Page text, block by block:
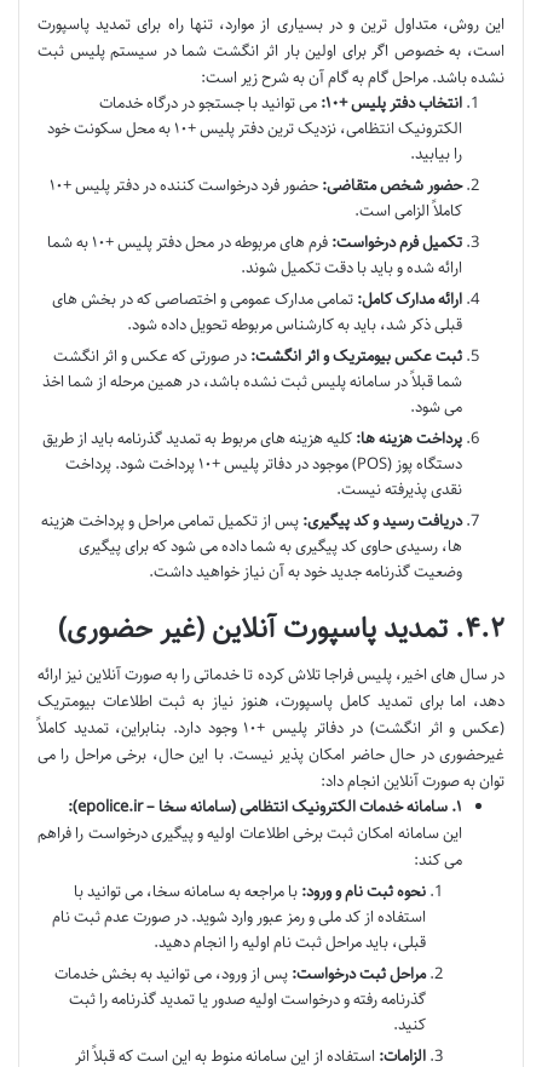
این روش، متداول ترین و در بسیاری از موارد، تنها راه برای تمدید پاسپورت
است، به خصوص اگر برای اولین بار اثر انگشت شما در سیستم پلیس ثبت
نشده باشد. مراحل گام به گام آن به شرح زیر است:
انتخاب دفتر پلیس +۱۰:
می توانید با جستجو در درگاه خدمات
الکترونیک انتظامی، نزدیک ترین دفتر پلیس +۱۰ به محل سکونت خود
را بیابید.
حضور شخص متقاضی:
حضور فرد درخواست کننده در دفتر پلیس +۱۰
کاملاً الزامی است.
تکمیل فرم درخواست:
فرم های مربوطه در محل دفتر پلیس +۱۰ به شما
ارائه شده و باید با دقت تکمیل شوند.
ارائه مدارک کامل: تمامی مدارک عمومی و اختصاصی که در بخش های
قبلی ذکر شد، باید به کارشناس مربوطه تحویل داده شود.
ثبت عکس بیومتریک و اثر انگشت: در صورتی که عکس و اثر انگشت
شما قبلاً در سامانه پلیس ثبت نشده باشد، در همین مرحله از شما اخذ
می شود.
پرداخت هزینه ها: کلیه هزینه های مربوط به تمدید گذرنامه باید از طریق
دستگاه پوز (POS) موجود در دفاتر پلیس +۱۰ پرداخت شود. پرداخت
نقدی پذیرفته نیست.
دریافت رسید و کد پیگیری: پس از تکمیل تمامی مراحل و پرداخت هزینه
ها، رسیدی حاوی کد پیگیری به شما داده می شود که برای پیگیری
وضعیت گذرنامه جدید خود به آن نیاز خواهید داشت.
۴.۲. تمدید پاسپورت آنلاین (غیر حضوری)
در سال های اخیر، پلیس فراجا تلاش کرده تا خدماتی را به صورت آنلاین نیز ارائه
دهد، اما برای تمدید کامل پاسپورت، هنوز نیاز به ثبت اطلاعات بیومتریک
(عکس و اثر انگشت) در دفاتر پلیس +۱۰ وجود دارد. بنابراین، تمدید کاملاً
غیرحضوری در حال حاضر امکان پذیر نیست. با این حال، برخی مراحل را می
توان به صورت آنلاین انجام داد:
۱. سامانه خدمات الکترونیک انتظامی (سامانه سخا – epolice.ir):
این سامانه امکان ثبت برخی اطلاعات اولیه و پیگیری درخواست را فراهم
می کند:
نحوه ثبت نام و ورود: با مراجعه به سامانه سخا، می توانید با
استفاده از کد ملی و رمز عبور وارد شوید. در صورت عدم ثبت نام
قبلی، باید مراحل ثبت نام اولیه را انجام دهید.
مراحل ثبت درخواست: پس از ورود، می توانید به بخش خدمات
گذرنامه رفته و درخواست اولیه صدور یا تمدید گذرنامه را ثبت
کنید.
الزامات: استفاده از این سامانه منوط به این است که قبلاً اثر